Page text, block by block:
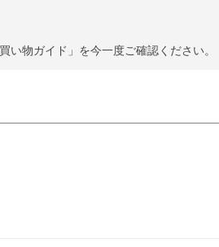
物ガイド」を今一度ご確認ください。